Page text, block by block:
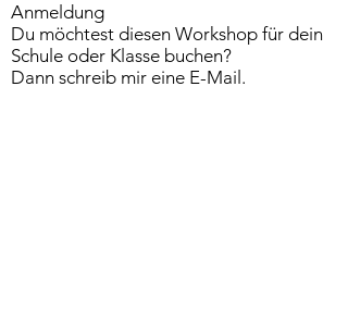
Anmeldung
Du möchtest diesen Workshop für dein
Schule oder Klasse buchen?
Dann schreib mir eine E-Mail.